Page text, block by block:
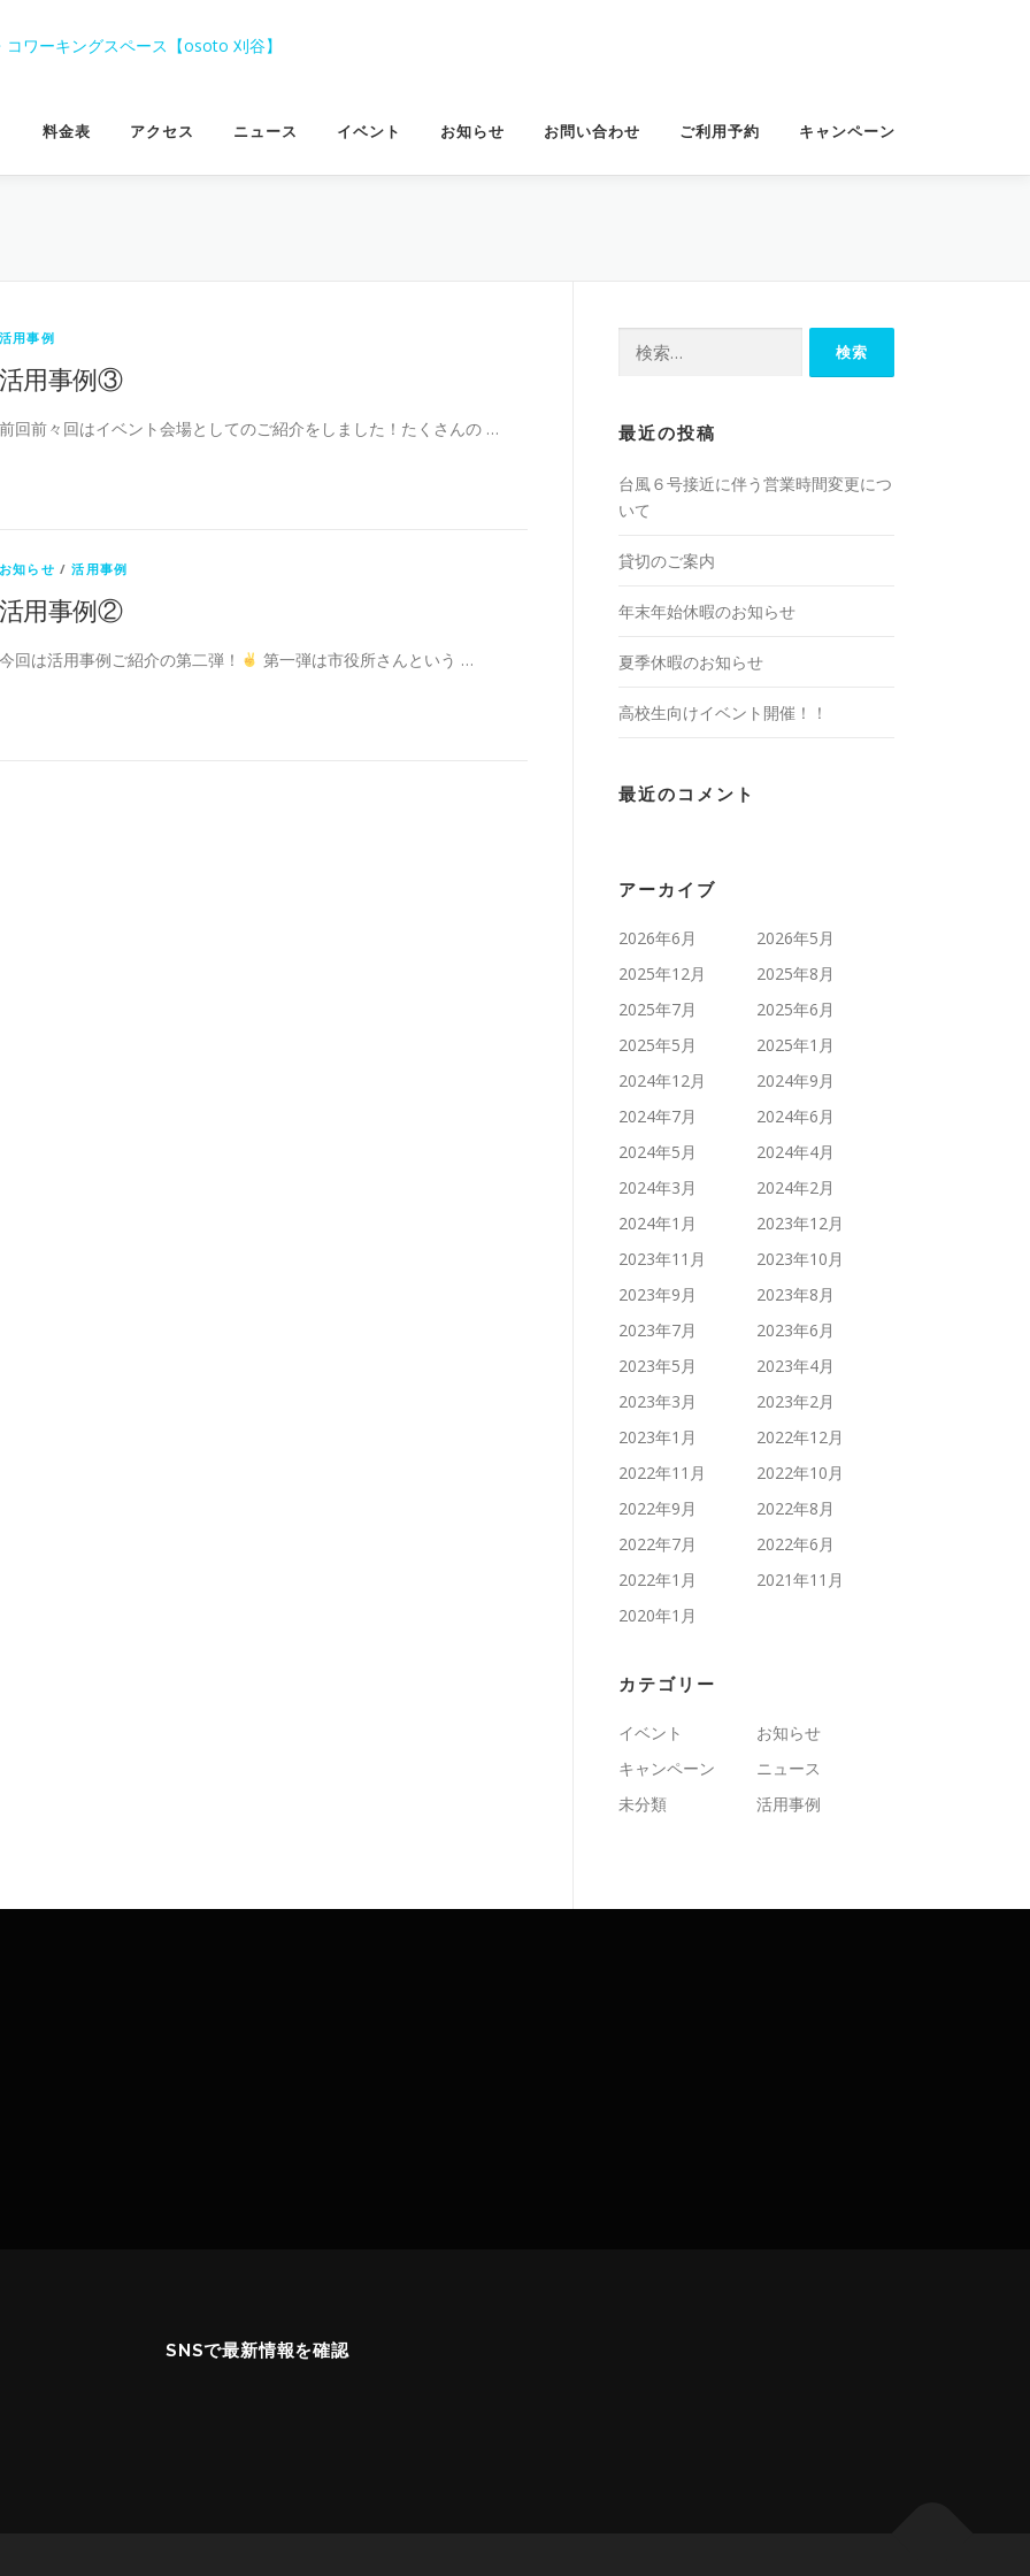
料金表 アクセス ニュース イベント お知らせ お問い合わせ ご利用予約 キャンペーン
活用事例
活用事例③
前回前々回はイベント会場としてのご紹介をしました！たくさんの …
お知らせ /活用事例
活用事例②
今回は活用事例ご紹介の第二弾！ 第一弾は市役所さんという …
最近の投稿
台風６号接近に伴う営業時間変更につ
いて
貸切のご案内
年末年始休暇のお知らせ
夏季休暇のお知らせ
高校生向けイベント開催！！
最近のコメント
アーカイブ
2026年6月
2026年5月
2025年12月
2025年8月
2025年7月
2025年6月
2025年5月
2025年1月
2024年12月
2024年9月
2024年7月
2024年6月
2024年5月
2024年4月
2024年3月
2024年2月
2024年1月
2023年12月
2023年11月
2023年10月
2023年9月
2023年8月
2023年7月
2023年6月
2023年5月
2023年4月
2023年3月
2023年2月
2023年1月
2022年12月
2022年11月
2022年10月
2022年9月
2022年8月
2022年7月
2022年6月
2022年1月
2021年11月
2020年1月
カテゴリー
イベント
お知らせ
キャンペーン
ニュース
未分類
活用事例
SNSで最新情報を確認